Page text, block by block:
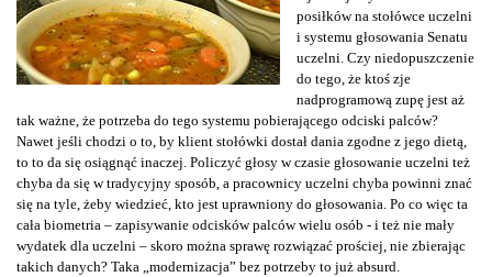
posiłków na stołówce uczelni
i systemu głosowania Senatu
uczelni. Czy niedopuszczenie
do tego, że ktoś zje
nadprogramową zupę jest aż
tak ważne, że potrzeba do tego systemu pobierającego odciski palców?
Nawet jeśli chodzi o to, by klient stołówki dostał dania zgodne z jego dietą,
to to da się osiągnąć inaczej. Policzyć głosy w czasie głosowanie uczelni też
chyba da się w tradycyjny sposób, a pracownicy uczelni chyba powinni znać
się na tyle, żeby wiedzieć, kto jest uprawniony do głosowania. Po co więc ta
cała biometria – zapisywanie odcisków palców wielu osób - i też nie mały
wydatek dla uczelni – skoro można sprawę rozwiązać prościej, nie zbierając
takich danych? Taka „modernizacja” bez potrzeby to już absurd.